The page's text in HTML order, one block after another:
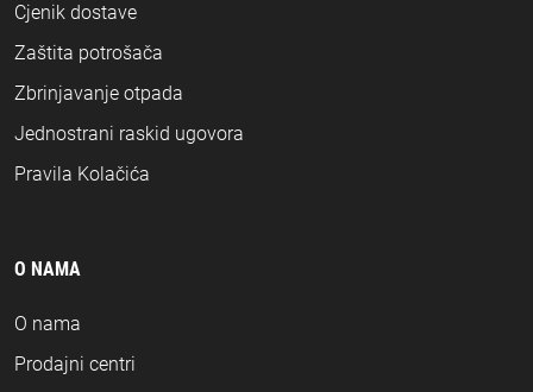
Cjenik dostave
Zaštita potrošača
Zbrinjavanje otpada
Jednostrani raskid ugovora
Pravila Kolačića
O NAMA
O nama
Prodajni centri